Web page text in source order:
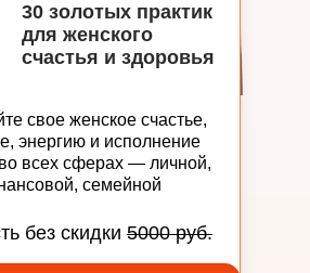
30 золотых практик
для женского
счастья и здоровья
свое женское счастье,
энергию и исполнение
всех сферах — личной,
семейной
без скидки 5000 руб.